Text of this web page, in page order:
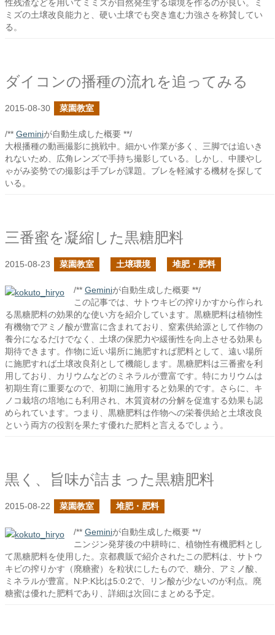
性残渣などを用いてミミズが自然発生する環境を作るのが良い。ミ
ミズの土壌改良能力と、硬い土壌でも突き進む力強さを称賛してい
る。
ダイコンの播種の流れを追ってみる
2015-08-30 菜園教室
/** Geminiが自動生成した概要 **/
大根播種の動画撮影に挑戦中。細かい作業が多く、三脚では追いき
れないため、広角レンズで手持ち撮影している。しかし、中腰やし
ゃがみ姿勢での撮影は手ブレが課題。ブレを軽減する機材を探して
いる。
三番蜜を凝縮した黒糖肥料
2015-08-23 菜園教室 土壌環境 堆肥・肥料
/** Geminiが自動生成した概要 **/
この記事では、サトウキビの搾りかすから作られ
る黒糖肥料の効果的な使い方を紹介しています。黒糖肥料は植物性
有機物でアミノ酸が豊富に含まれており、窒素供給源として作物の
養分になるだけでなく、土壌の保肥力や緩衝性を向上させる効果も
期待できます。作物に近い場所に施肥すれば肥料として、遠い場所
に施肥すれば土壌改良剤として機能します。黒糖肥料は三番蜜を利
用しており、カリウムなどのミネラルが豊富です。特にカリウムは
初期生育に重要なので、初期に施用すると効果的です。さらに、キ
ノコ栽培の培地にも利用され、木質資材の分解を促進する効果も認
められています。つまり、黒糖肥料は作物への栄養供給と土壌改良
という両方の役割を果たす優れた肥料と言えるでしょう。
黒く、旨味が詰まった黒糖肥料
2015-08-22 菜園教室 堆肥・肥料
/** Geminiが自動生成した概要 **/
ニンジン発芽後の中耕時に、植物性有機肥料とし
て黒糖肥料を使用した。京都農販で紹介されたこの肥料は、サトウ
キビの搾りかす（廃糖蜜）を粒状にしたもので、糖分、アミノ酸、
ミネラルが豊富。N:P:K比は5:0:2で、リン酸が少ないのが利点。廃
糖蜜は優れた肥料であり、詳細は次回にまとめる予定。